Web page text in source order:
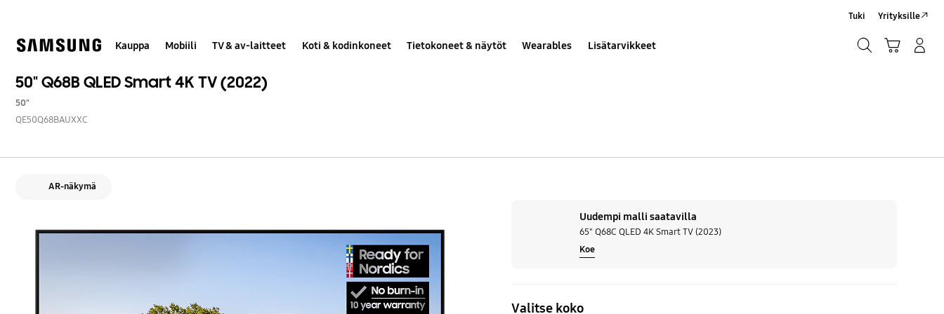
Kauppa Mobiili TV & av-laitteet Koti & kodinkoneet Tietokoneet & näytöt Wearables Lisätarvikkeet
Tuki Yrityksille
50" Q68B QLED Smart 4K TV (2022)
50"
QE50Q68BAUXXC
TV
AR-näkymä
Uudempi malli saatavilla
65" Q68C QLED 4K Smart TV (2023)
Koe
Valitse koko